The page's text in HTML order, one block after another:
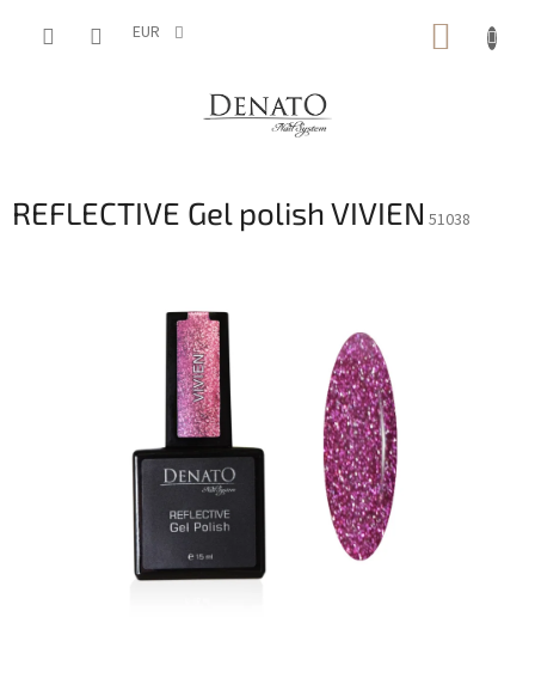
EUR
REFLECTIVE Gel polish VIVIEN 51038